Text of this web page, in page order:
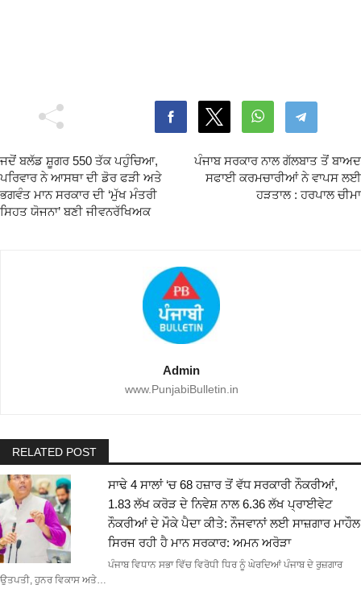
ਜਦੋਂ ਬਲੱਡ ਸ਼ੂਗਰ 550 ਤੱਕ ਪਹੁੰਚਿਆ,
ਪਰਿਵਾਰ ਨੇ ਆਸਥਾ ਦੀ ਡੋਰ ਫੜੀ ਅਤੇ
ਭਗਵੰਤ ਮਾਨ ਸਰਕਾਰ ਦੀ ‘ਮੁੱਖ ਮੰਤਰੀ
ਸਿਹਤ ਯੋਜਨਾ’ ਬਣੀ ਜੀਵਨਰੱਖਿਅਕ
ਪੰਜਾਬ ਸਰਕਾਰ ਨਾਲ ਗੱਲਬਾਤ ਤੋਂ ਬਾਅਦ
ਸਫਾਈ ਕਰਮਚਾਰੀਆਂ ਨੇ ਵਾਪਸ ਲਈ
ਹੜਤਾਲ : ਹਰਪਾਲ ਚੀਮਾ
Admin
www.PunjabiBulletin.in
RELATED POST
ਸਾਢੇ 4 ਸਾਲਾਂ ‘ਚ 68 ਹਜ਼ਾਰ ਤੋਂ ਵੱਧ ਸਰਕਾਰੀ ਨੌਕਰੀਆਂ,
1.83 ਲੱਖ ਕਰੋੜ ਦੇ ਨਿਵੇਸ਼ ਨਾਲ 6.36 ਲੱਖ ਪ੍ਰਾਈਵੇਟ
ਨੌਕਰੀਆਂ ਦੇ ਮੌਕੇ ਪੈਦਾ ਕੀਤੇ: ਨੌਜਵਾਨਾਂ ਲਈ ਸਾਜ਼ਗਾਰ ਮਾਹੌਲ
ਸਿਰਜ ਰਹੀ ਹੈ ਮਾਨ ਸਰਕਾਰ: ਅਮਨ ਅਰੋੜਾ
ਪੰਜਾਬ ਵਿਧਾਨ ਸਭਾ ਵਿੱਚ ਵਿਰੋਧੀ ਧਿਰ ਨੂੰ ਘੇਰਦਿਆਂ ਪੰਜਾਬ ਦੇ ਰੁਜ਼ਗਾਰ
ਉਤਪਤੀ, ਹੁਨਰ ਵਿਕਾਸ ਅਤੇ…